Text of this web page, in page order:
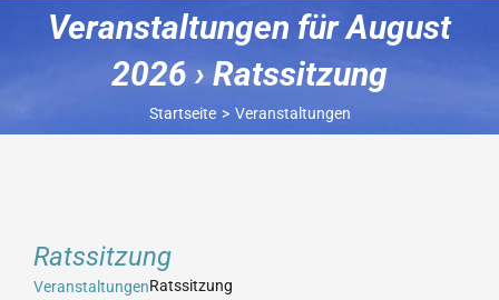
Veranstaltungen für August
2026 › Ratssitzung
Startseite Veranstaltungen
Ratssitzung
VeranstaltungenRatssitzung